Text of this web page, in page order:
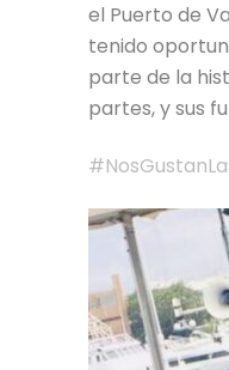
el Puerto de
tenido
parte de la
partes, y sus
#